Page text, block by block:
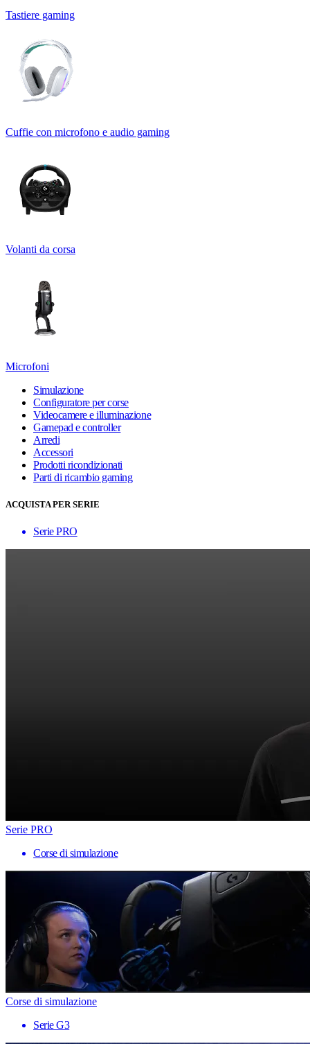
Tastiere gaming
Cuffie con microfono e audio gaming
Volanti da corsa
Microfoni
Simulazione
Configuratore per corse
Videocamere e illuminazione
Gamepad e controller
Arredi
Accessori
Prodotti ricondizionati
Parti di ricambio gaming
ACQUISTA PER SERIE
Serie PRO
Serie PRO
Corse di simulazione
Corse di simulazione
Serie G3